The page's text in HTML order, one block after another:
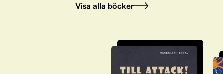
Visa alla böcker